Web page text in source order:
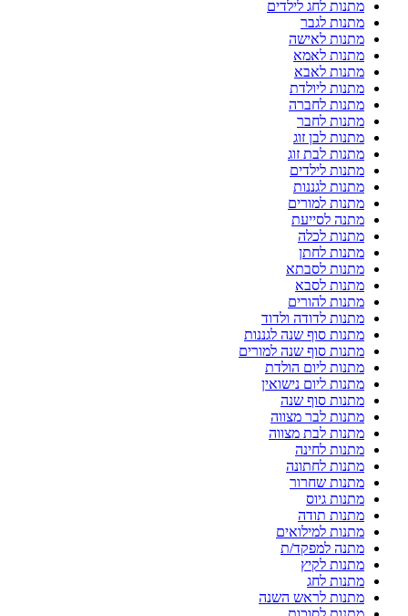
מתנות לחג לילדים
מתנות לגבר
מתנות לאישה
מתנות לאמא
מתנות לאבא
מתנות ליולדת
מתנות לחברה
מתנות לחבר
מתנות לבן זוג
מתנות לבת זוג
מתנות לילדים
מתנות לגננות
מתנות למורים
מתנה לסייעת
מתנות לכלה
מתנות לחתן
מתנות לסבתא
מתנות לסבא
מתנות להורים
מתנות לדודה ולדוד
מתנות סוף שנה לגננות
מתנות סוף שנה למורים
מתנות ליום הולדת
מתנות ליום נישואין
מתנות סוף שנה
מתנות לבר מצווה
מתנות לבת מצווה
מתנות לחינה
מתנות לחתונה
מתנות שחרור
מתנות גיוס
מתנות תודה
מתנות למילואים
מתנה למפקד/ת
מתנות לקיץ
מתנות לחג
מתנות לראש השנה